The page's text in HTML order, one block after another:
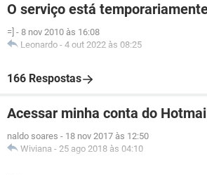
O serviço está
=] - 8 nov 2010 às 16:08
Leonardo - 4 out 2022 às 08:25
166 Respostas
Acessar minha conta do
naldo soares - 18 nov 2017 às 12:50
Wiviana - 25 ago 2018 às 04:10